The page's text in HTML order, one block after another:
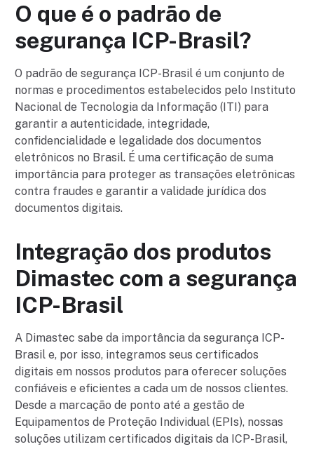
O que é o padrão de
segurança ICP-Brasil?
O padrão de segurança ICP-Brasil é um conjunto de
normas e procedimentos estabelecidos pelo Instituto
Nacional de Tecnologia da Informação (ITI) para
garantir a autenticidade, integridade,
confidencialidade e legalidade dos documentos
eletrônicos no Brasil. É uma certificação de suma
importância para proteger as transações eletrônicas
contra fraudes e garantir a validade jurídica dos
documentos digitais.
Integração dos produtos
Dimastec com a segurança
ICP-Brasil
A Dimastec sabe da importância da segurança ICP-
Brasil e, por isso, integramos seus certificados
digitais em nossos produtos para oferecer soluções
confiáveis e eficientes a cada um de nossos clientes.
Desde a marcação de ponto até a gestão de
Equipamentos de Proteção Individual (EPIs), nossas
soluções utilizam certificados digitais da ICP-Brasil,